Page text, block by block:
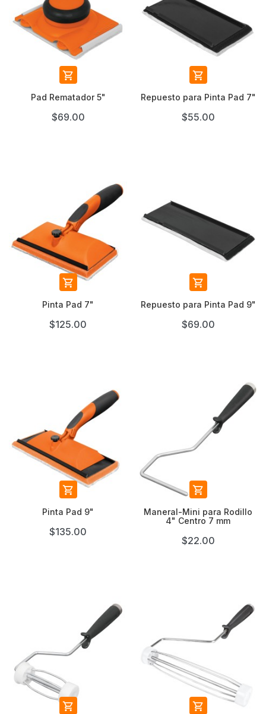

Pad Rematador 5"
$69.00

Repuesto para Pinta Pad 7"
$55.00

Pinta Pad 7"
$125.00

Repuesto para Pinta Pad 9"
$69.00

Pinta Pad 9"
$135.00

Maneral-Mini para Rodillo
4" Centro 7 mm
$22.00
 